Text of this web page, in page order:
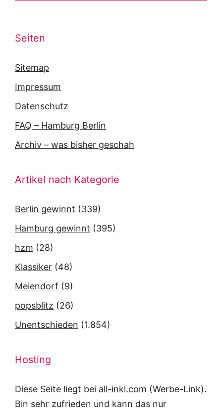
Seiten
Sitemap
Impressum
Datenschutz
FAQ – Hamburg Berlin
Archiv – was bisher geschah
Artikel nach Kategorie
Berlin gewinnt (339)
Hamburg gewinnt (395)
hzm (28)
Klassiker (48)
Meiendorf (9)
popsblitz (26)
Unentschieden (1.854)
Hosting
Diese Seite liegt bei all-inkl.com (Werbe-Link).
Bin sehr zufrieden und kann das nur